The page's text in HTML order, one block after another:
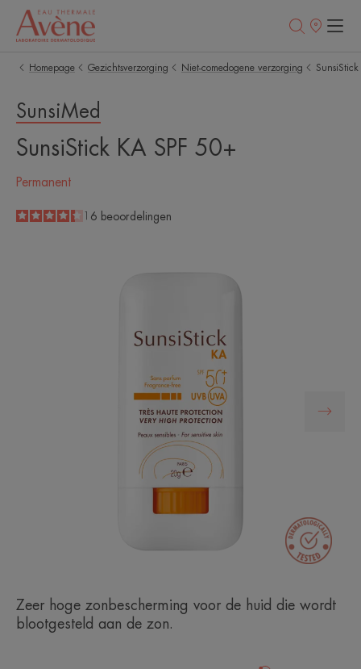
Homepage Gezichtsverzorging Niet-comedogene verzorging
SunsiMed
SunsiStick KA SPF 50+
Permanent
4.3
/516 beoordelingen
Zeer hoge zonbescherming voor de huid die wordt
blootgesteld aan de zon.